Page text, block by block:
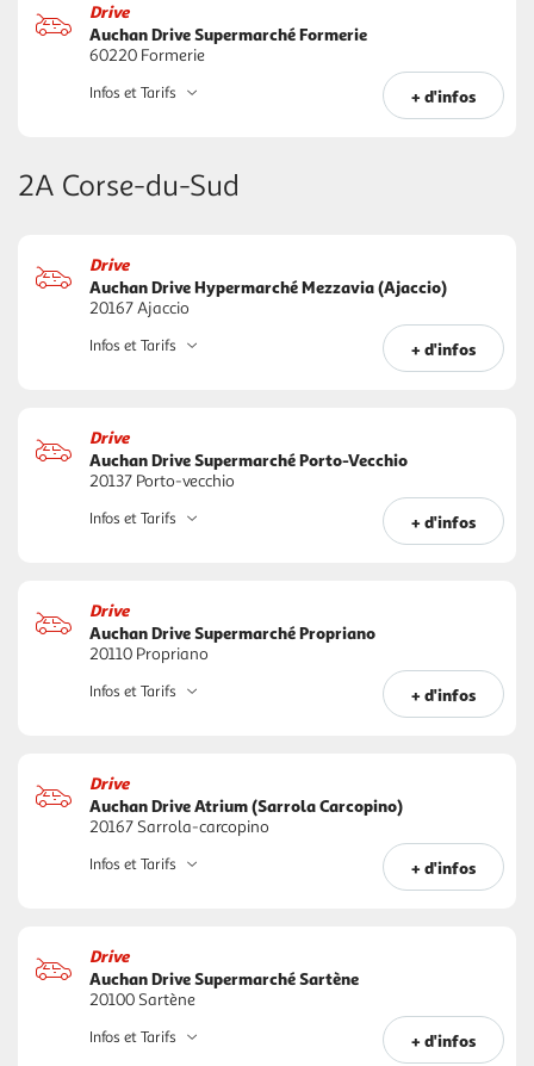
Drive
Auchan Drive Supermarché Formerie
60220 Formerie
+ d'infos
Infos et Tarifs
2A Corse-du-Sud
Drive
Auchan Drive Hypermarché Mezzavia (Ajaccio)
20167 Ajaccio
+ d'infos
Infos et Tarifs
Drive
Auchan Drive Supermarché Porto-Vecchio
20137 Porto-vecchio
+ d'infos
Infos et Tarifs
Drive
Auchan Drive Supermarché Propriano
20110 Propriano
+ d'infos
Infos et Tarifs
Drive
Auchan Drive Atrium (Sarrola Carcopino)
20167 Sarrola-carcopino
+ d'infos
Infos et Tarifs
Drive
Auchan Drive Supermarché Sartène
20100 Sartène
+ d'infos
Infos et Tarifs